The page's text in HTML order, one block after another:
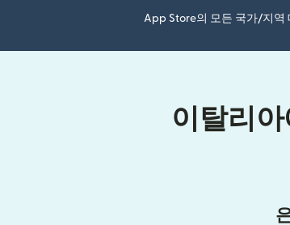
App Store의 모든 국가/지역
이탈리